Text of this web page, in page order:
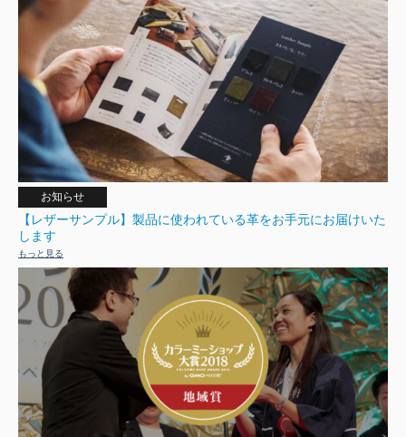
お知らせ
【レザーサンプル】製品に使われている革をお手元にお届けいた
します
もっと見る